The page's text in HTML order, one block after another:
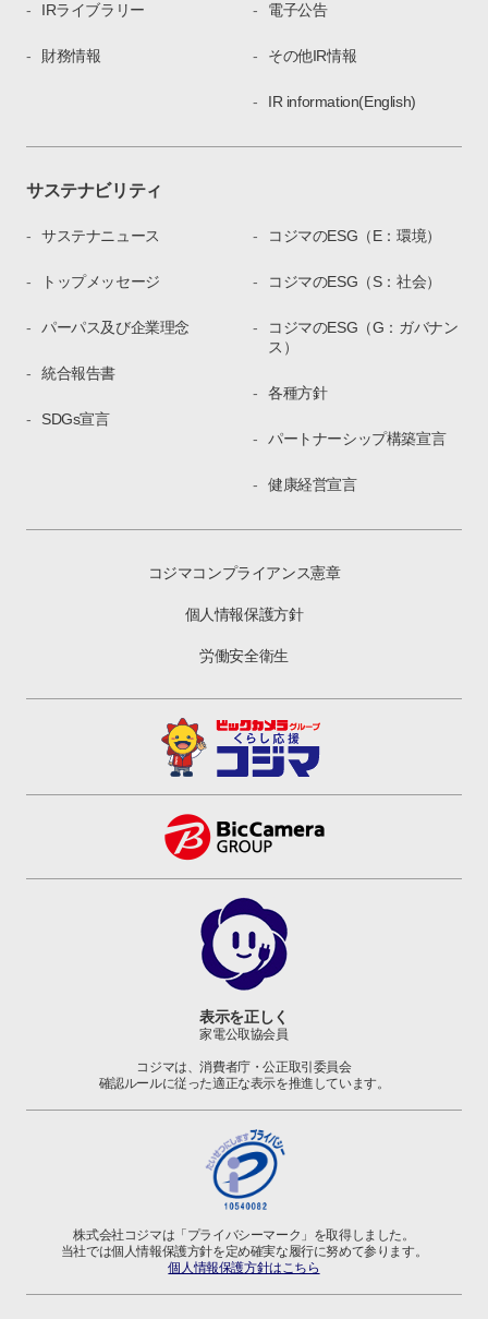
IRライブラリー
財務情報
電子公告
その他IR情報
IR information(English)
サステナビリティ
サステナニュース
トップメッセージ
パーパス及び企業理念
統合報告書
SDGs宣言
コジマのESG（E：環境）
コジマのESG（S：社会）
コジマのESG（G：ガバナン
ス）
各種方針
パートナーシップ構築宣言
健康経営宣言
コジマコンプライアンス憲章
個人情報保護方針
労働安全衛生
表示を正しく
家電公取協会員
コジマは、消費者庁・公正取引委員会
確認ルールに従った適正な表示を推進しています。
株式会社コジマは「プライバシーマーク」を取得しました。
当社では個人情報保護方針を定め確実な履行に努めて参ります。
個人情報保護方針はこちら